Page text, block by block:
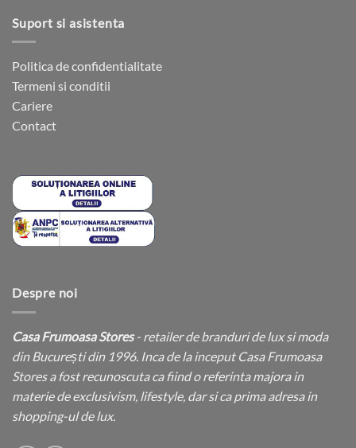
Suport si asistenta
Politica de confidentialitate
Termeni si conditii
Cariere
Contact
Despre noi
Casa Frumoasa Stores- retailer de branduri de lux si moda
din București din 1996. Inca de la inceput Casa Frumoasa
Stores a fost recunoscuta ca fiind o referinta majora in
materie de exclusivism, lifestyle, dar si ca prima adresa in
shopping-ul de lux.